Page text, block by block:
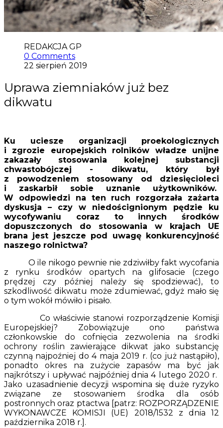
REDAKCJA GP
0 Comments
22 sierpień 2019
Uprawa ziemniaków już bez
dikwatu
Ku uciesze organizacji proekologicznych
i zgrozie europejskich rolników władze unijne
zakazały stosowania kolejnej substancji
chwastobójczej - dikwatu, który był
z powodzeniem stosowany od dziesięcioleci
i zaskarbił sobie uznanie użytkowników.
W odpowiedzi na ten ruch rozgorzała zażarta
dyskusja – czy w niedoścignionym pędzie ku
wycofywaniu coraz to innych środków
dopuszczonych do stosowania w krajach UE
brana jest jeszcze pod uwagę konkurencyjność
naszego rolnictwa?
O ile nikogo pewnie nie zdziwiłby fakt wycofania
z rynku środków opartych na glifosacie (czego
prędzej czy później należy się spodziewać), to
szkodliwość dikwatu może zdumiewać, gdyż mało się
o tym wokół mówiło i pisało.
Co właściwie stanowi rozporządzenie Komisji
Europejskiej? Zobowiązuje ono państwa
członkowskie do cofnięcia zezwolenia na środki
ochrony roślin zawierające dikwat jako substancję
czynną najpoźniej do 4 maja 2019 r. (co już nastąpiło),
ponadto okres na zużycie zapasów ma być jak
najkrótszy i upływać najpóźniej dnia 4 lutego 2020 r.
Jako uzasadnienie decyzji wspomina się duże ryzyko
związane ze stosowaniem środka dla osób
postronnych oraz ptactwa [patrz: ROZPORZĄDZENIE
WYKONAWCZE KOMISJI (UE) 2018/1532 z dnia 12
października 2018 r.].